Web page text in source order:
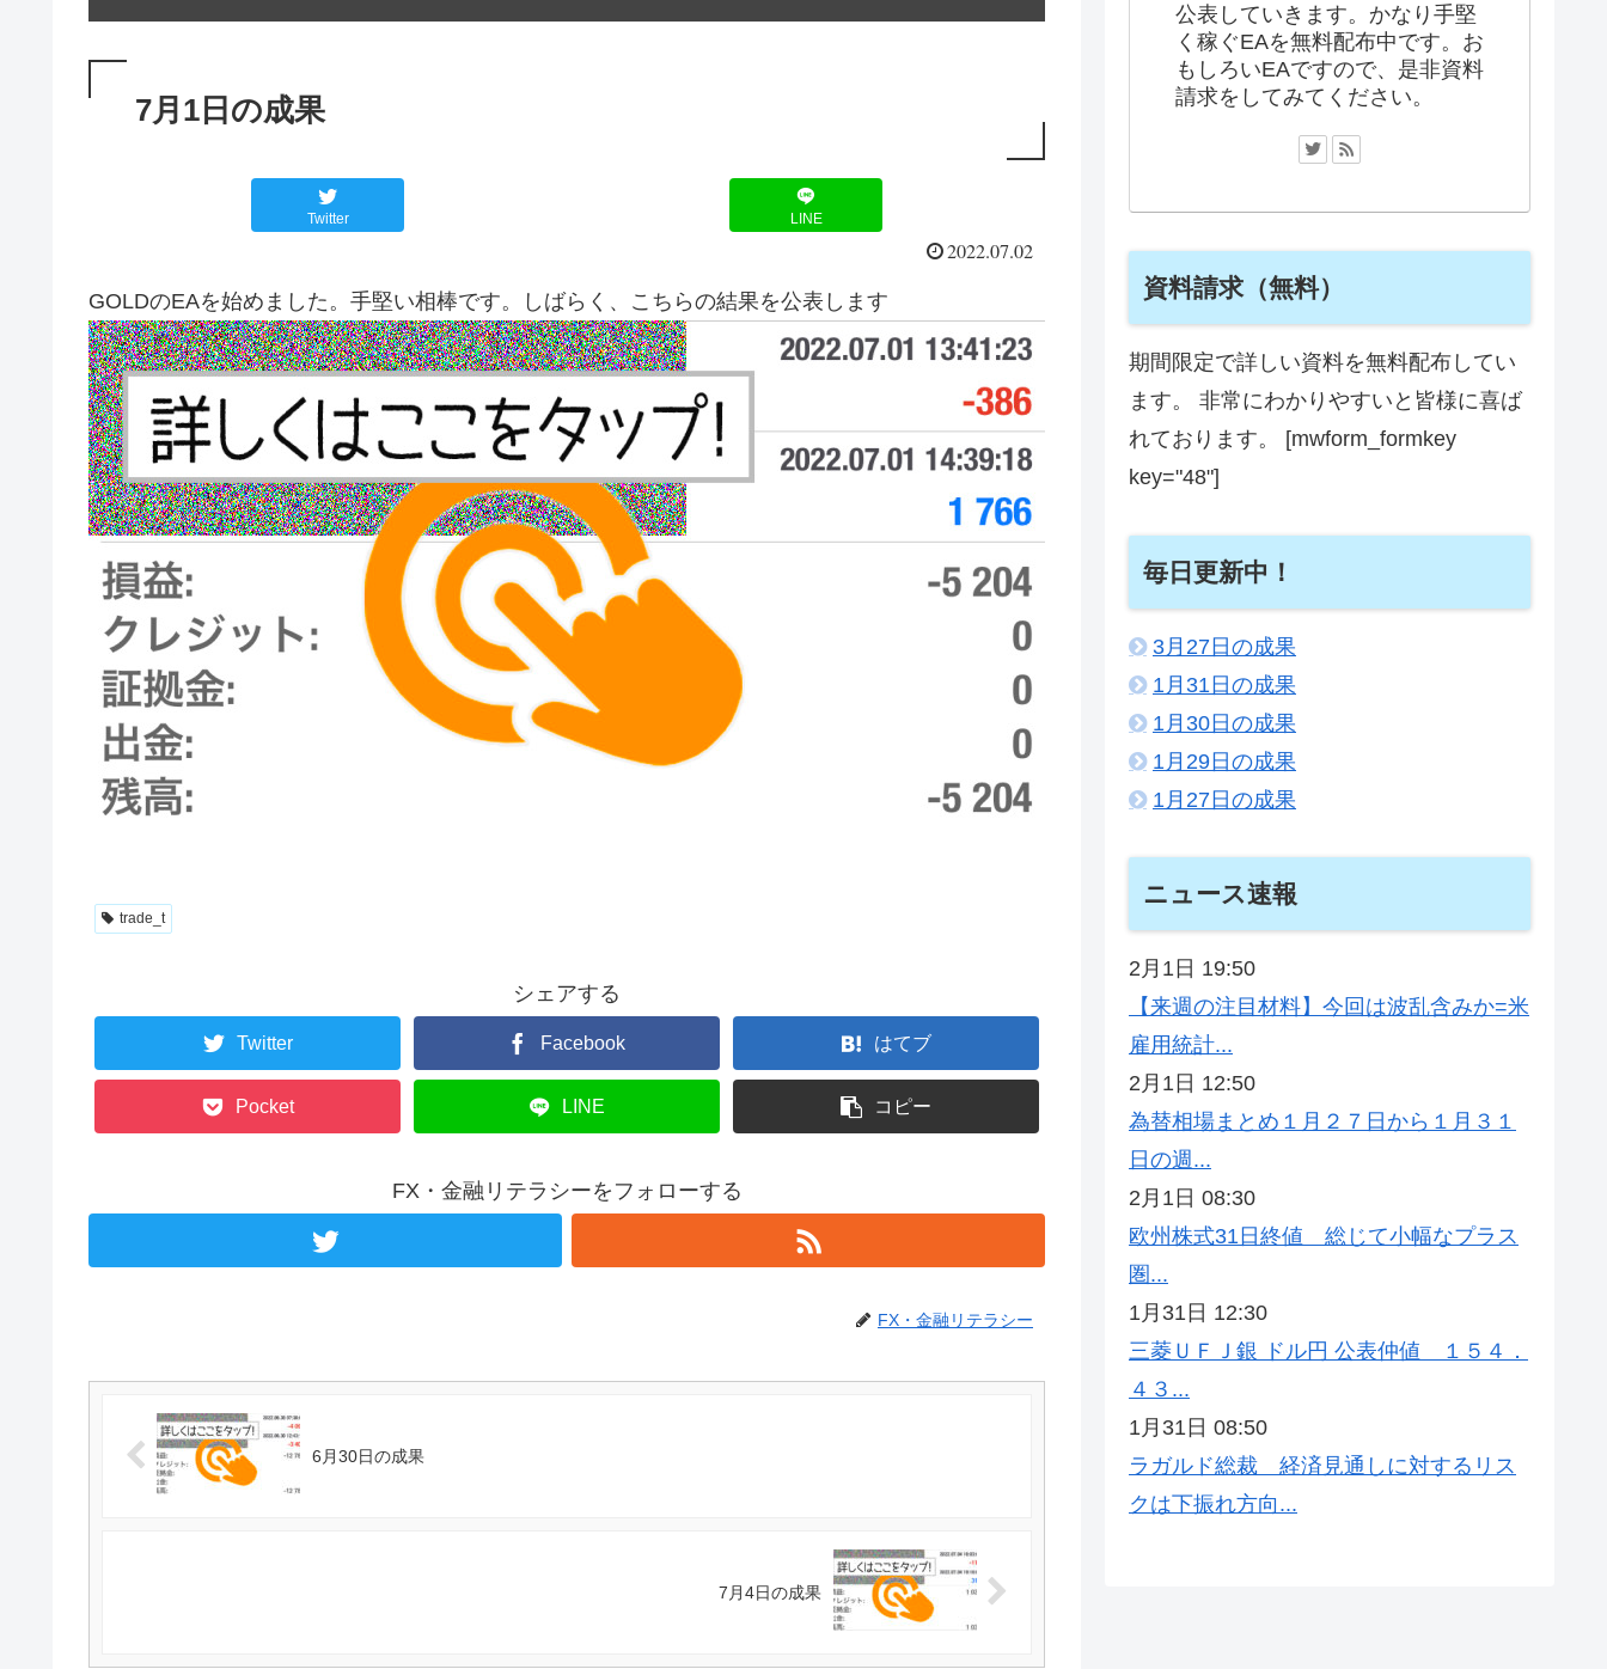
7月1日の成果
Twitter LINE
2022.07.02
GOLDのEAを始めました。手堅い相棒です。しばらく、こちらの結果を公表します
trade_t
シェアする
Twitter Facebook はてブ
Pocket LINE コピー
FX・金融リテラシーをフォローする
FX・金融リテラシー
6月30日の成果
7月4日の成果
公表していきます。かなり手堅
く稼ぐEAを無料配布中です。お
もしろいEAですので、是非資料
請求をしてみてください。
資料請求（無料）
期間限定で詳しい資料を無料配布してい
ます。 非常にわかりやすいと皆様に喜ば
れております。 [mwform_formkey
key="48"]
毎日更新中！
3月27日の成果
1月31日の成果
1月30日の成果
1月29日の成果
1月27日の成果
ニュース速報
2月1日 19:50
【来週の注目材料】今回は波乱含みか=米
雇用統計...
2月1日 12:50
為替相場まとめ１月２７日から１月３１
日の週...
2月1日 08:30
欧州株式31日終値 総じて小幅なプラス
圏...
1月31日 12:30
三菱ＵＦＪ銀 ドル円 公表仲値 １５４．
４３...
1月31日 08:50
ラガルド総裁 経済見通しに対するリス
クは下振れ方向...